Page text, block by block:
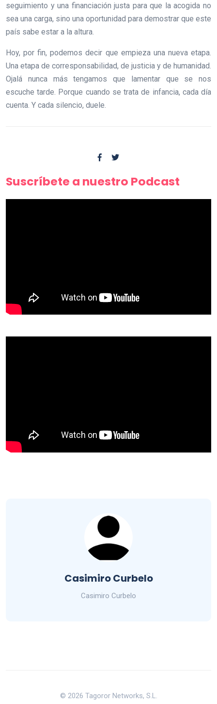
seguimiento y una financiación justa para que la acogida no
sea una carga, sino una oportunidad para demostrar que este
país sabe estar a la altura.
Hoy, por fin, podemos decir que empieza una nueva etapa.
Una etapa de corresponsabilidad, de justicia y de humanidad.
Ojalá nunca más tengamos que lamentar que se nos
escuche tarde. Porque cuando se trata de infancia, cada día
cuenta. Y cada silencio, duele.
Suscríbete a nuestro Podcast
Casimiro Curbelo
Casimiro Curbelo
© 2026 Tagoror Networks, S.L.